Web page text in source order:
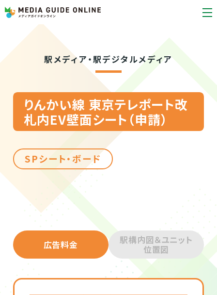
駅メディア・駅デジタルメディア
りんかい線 東京テレポート改
札内EV壁面シート（申請）
SPシート・ボード
広告料金
駅構内図＆ユニット
位置図